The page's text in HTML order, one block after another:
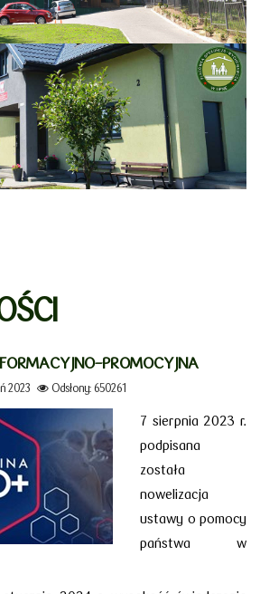
PROMOCYJNA
2023 Odsłony: 650261
7 sierpnia 2023 r.
podpisana
została
nowelizacja
ustawy o pomocy
państwa w